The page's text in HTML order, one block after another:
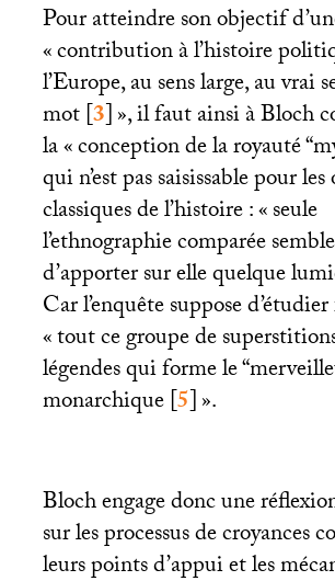
Pour atteindre son objectif
«contribution à l’histoire
l’Europe, au sens large, au vrai
mot[3]», il faut ainsi à Bloch
la «conception de la royauté
qui n’est pas saisissable pour
classiques de l’histoire : «seule
l’ethnographie comparée
d’apporter sur elle quelque
Car l’enquête suppose
«tout ce groupe de
légendes qui forme le
monarchique[5]».
Bloch engage donc une
sur les processus de croyances
leurs points d’appui et les